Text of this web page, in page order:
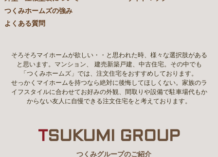
つくみホームズの強み
よくある質問
そろそろマイホームが欲しい・・と思われた時、様々な選択肢がある
と思います。マンション、 建売新築戸建、中古住宅。その中でも
「つくみホームズ」では、注文住宅をおすすめしております。
せっかくマイホームを持つなら絶対に後悔してほしくない。家族のラ
イフスタイルに合わせてお好みの外観、間取りや設備で駐車場代もか
からない友人に自慢できる注文住宅をと考えております。
TSUKUMI GROUP
つくみグループのご紹介